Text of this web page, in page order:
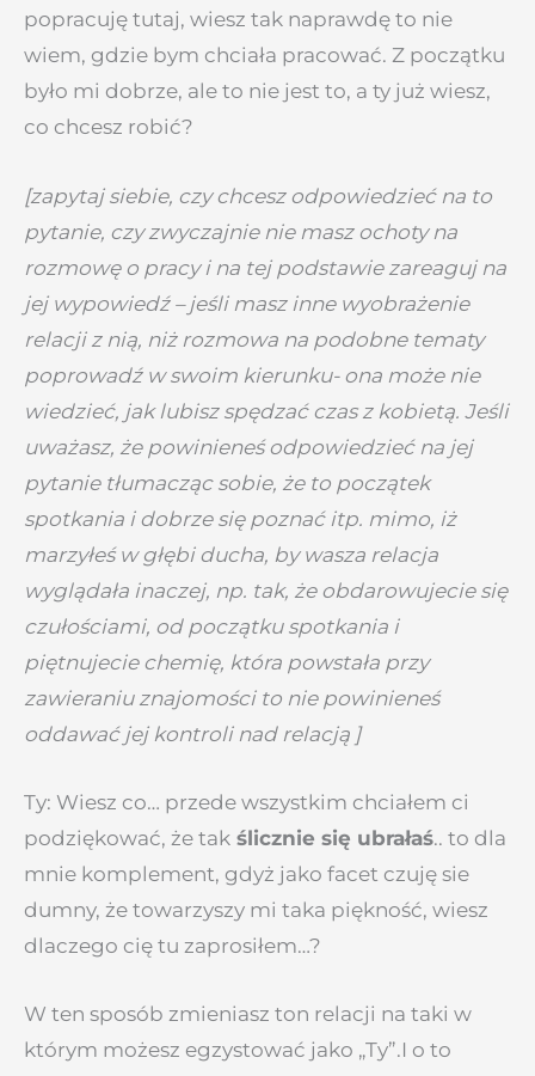
popracuję tutaj, wiesz tak naprawdę to nie
wiem, gdzie bym chciała pracować. Z początku
było mi dobrze, ale to nie jest to, a ty już wiesz,
co chcesz robić?
[zapytaj siebie, czy chcesz odpowiedzieć na to
pytanie, czy zwyczajnie nie masz ochoty na
rozmowę o pracy i na tej podstawie zareaguj na
jej wypowiedź – jeśli masz inne wyobrażenie
relacji z nią, niż rozmowa na podobne tematy
poprowadź w swoim kierunku- ona może nie
wiedzieć, jak lubisz spędzać czas z kobietą. Jeśli
uważasz, że powinieneś odpowiedzieć na jej
pytanie tłumacząc sobie, że to początek
spotkania i dobrze się poznać itp. mimo, iż
marzyłeś w głębi ducha, by wasza relacja
wyglądała inaczej, np. tak, że obdarowujecie się
czułościami, od początku spotkania i
piętnujecie chemię, która powstała przy
zawieraniu znajomości to nie powinieneś
oddawać jej kontroli nad relacją ]
Ty: Wiesz co… przede wszystkim chciałem ci
podziękować, że tak ślicznie się ubrałaś.. to dla
mnie komplement, gdyż jako facet czuję sie
dumny, że towarzyszy mi taka piękność, wiesz
dlaczego cię tu zaprosiłem…?
W ten sposób zmieniasz ton relacji na taki w
którym możesz egzystować jako „Ty”.I o to